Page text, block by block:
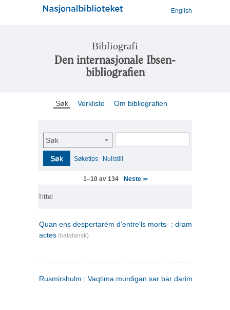
English
Bibliografi
Den internasjonale Ibsen-
bibliografien
Søk Verkliste Om bibliografien
Søk
Søk Søketips Nullstill
1–10 av 134 Neste >>
Tittel
Quan ens despertarém d'entre'ls morts- : drama en tres
actes (katalansk)
Rusmirshulm ; Vaqtima murdigan sar bar darim